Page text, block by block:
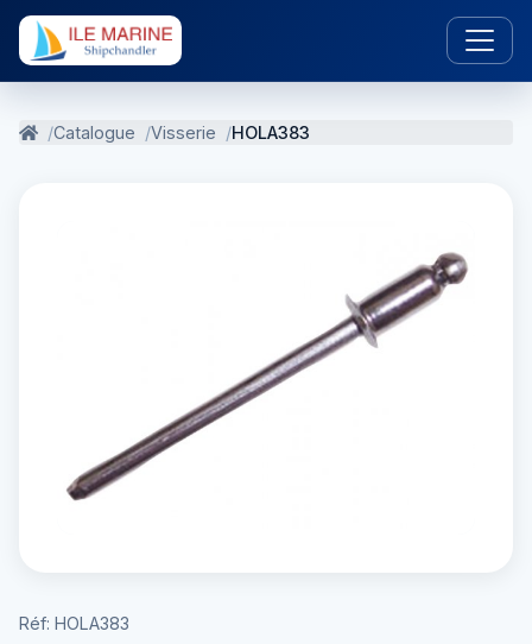
Catalogue Visserie HOLA383
Réf: HOLA383